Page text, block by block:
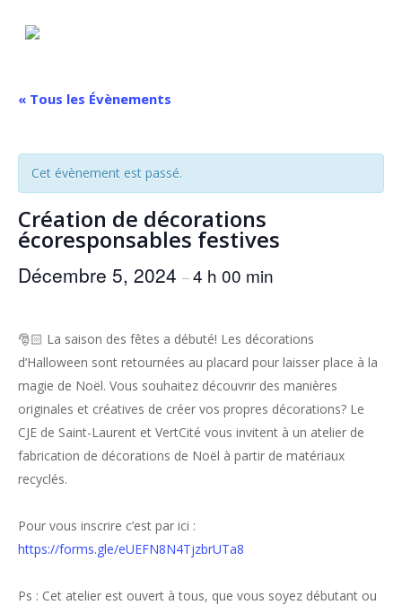
« Tous les Évènements
Cet évènement est passé.
Création de décorations
écoresponsables festives
Décembre 5, 2024 –4 h 00 min
🎅🏻 La saison des fêtes a débuté! Les décorations
d’Halloween sont retournées au placard pour laisser place à la
magie de Noël. Vous souhaitez découvrir des manières
originales et créatives de créer vos propres décorations? Le
CJE de Saint-Laurent et VertCité vous invitent à un atelier de
fabrication de décorations de Noël à partir de matériaux
recyclés.
Pour vous inscrire c’est par ici :
https://forms.gle/eUEFN8N4TjzbrUTa8
Ps : Cet atelier est ouvert à tous, que vous soyez débutant ou